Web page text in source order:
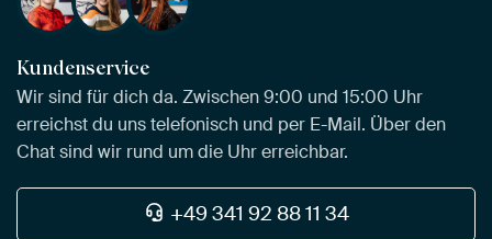
Kundenservice
Wir sind für dich da. Zwischen 9:00 und 15:00 Uhr
erreichst du uns telefonisch und per E-Mail. Über den
Chat sind wir rund um die Uhr erreichbar.
+49 341 92 88 11 34